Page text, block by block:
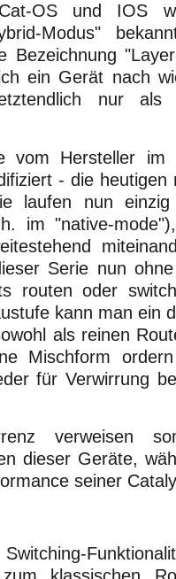
Cat-OS und IOS
Modus"
Bezeichnung
ein Gerät nach
nur
vom Hersteller
- die
laufen nun
im "native-
Serie nun
routen oder
kann man ein
als reinen
Mischform
für Verwirrung
verweisen
dieser Geräte,
seiner